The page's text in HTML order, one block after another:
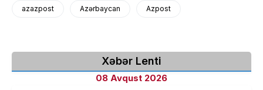
azazpost Azərbaycan Azpost
Xəbər Lenti
08 Avqust 2026